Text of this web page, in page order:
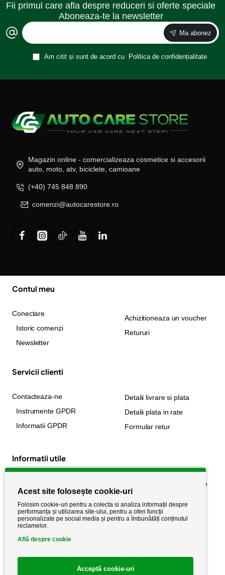
Fii primul care afla despre reduceri si oferte speciale
Aboneaza-te la newsletter
Ma abonez
Am citit și sunt de acord cu Politica de confidențialitate
Magazin online - comercializeaza cosmetice si accesorii
auto, moto, atv, biciclete, camioane
(+40) 745 848 890
comenzi@autocarestore.ro
Contul meu
Conectare
Istoric comenzi
Newsletter
Achizitioneaza un voucher
Retururi
Servicii clienti
Contacteaza-ne
Instrumente GPDR
Informatii GPDR
Detalii livrare si plata
Detalii plata in rate
Formular retur
Informatii utile
Politica de cookie
Politica de confidențialitate
Termeni si conditii
Acest site folosește cookie-uri
Folosim cookie-uri pentru a colecta si analiza informații despre
performanța și utilizarea site-ului, pentru a oferi funcții
personalizate pe social media și pentru a îmbunătăți conținutul
reclamelor.
Află despre cookie
Acceptă cookie-uri